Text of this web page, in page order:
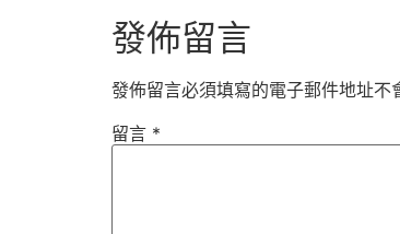
發佈留言
發佈留言必須填寫的電子郵件地址不
留言 *